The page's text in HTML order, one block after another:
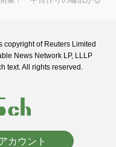
of Reuters Limited
News Network LP, LLLP
text. All rights reserved.
カウント